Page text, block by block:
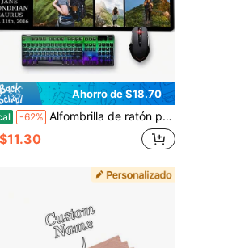
Ahorro de $18.70
-62% Alfombrilla de ratón personalizable para el Día de San Valentín con foto y texto, diseño, tamaño 19,69x39,37 pulgadas, base antideslizante duradera, adecuada para PC/oficina/escritorio de computadora doméstica, adecuada para PC, portátil, configuración de juegos - se adapta a la muñeca y al espacio de trabajo grande Tamaño del producto 16 * 36 pulgadas (40 * 90 centímetros)
$11.30